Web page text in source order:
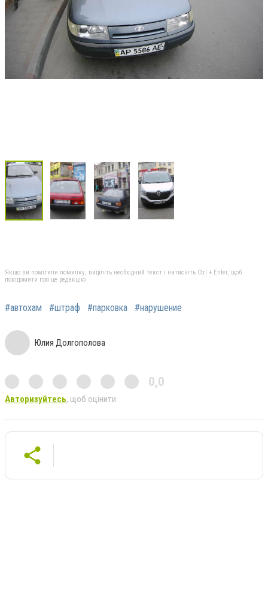
Якщо ви помітили помилку, виділіть необхідний текст і натисніть Ctrl + Enter, щоб
повідомити про це редакцію
#автохам #штраф #парковка #нарушение
Юлия Долгополова
0,0
Авторизуйтесь, щоб оцінити